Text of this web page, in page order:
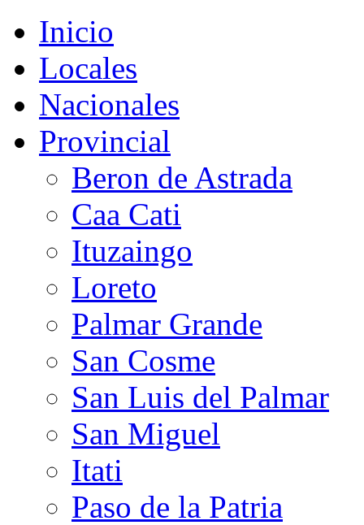
Inicio
Locales
Nacionales
Provincial
Beron de Astrada
Caa Cati
Ituzaingo
Loreto
Palmar Grande
San Cosme
San Luis del Palmar
San Miguel
Itati
Paso de la Patria